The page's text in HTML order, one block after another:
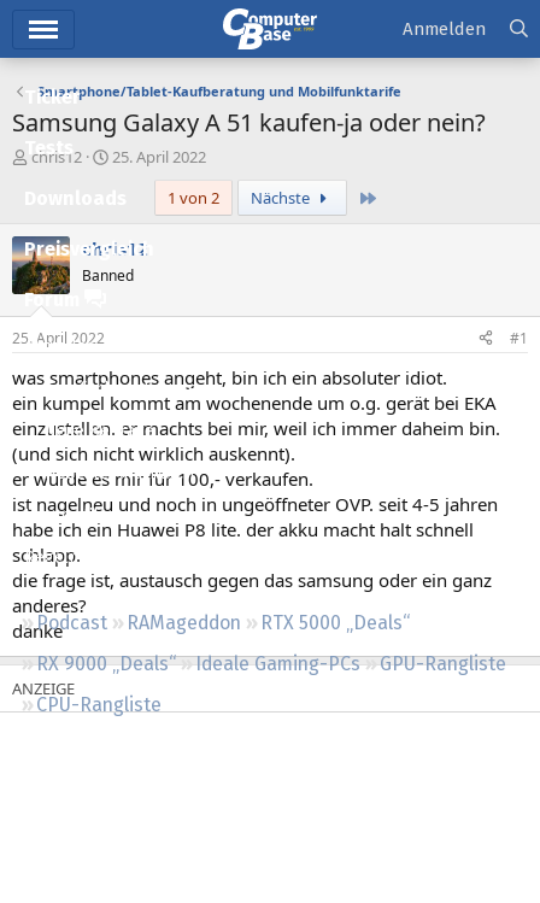
Ticker
Tests
Preisvergleich
Forum
Aktuelles
Empfohlene Inhalte
Neue Beiträge
Neueste Aktivitäten
Leserartikel
Regeln
Podcast RAMageddon
RTX 5000 „Deals“
RX 9000 „Deals“
Ideale Gaming-PCs
GPU-Rangliste
CPU-Rangliste
Anmelden
Smartphone/Tablet-Kaufberatung und Mobilfunktarife
Samsung Galaxy A 51 kaufen-ja oder nein?
E
e
l
l
e
chris12
E
e
m
25. April 2022
1 von 2
Nächste
chris12
Banned
25. April 2022 #1
was smartphones angeht, bin ich ein absoluter idiot.
ein kumpel kommt am wochenende um o.g. gerät bei EKA
einzustellen. er machts bei mir, weil ich immer daheim bin.
(und sich nicht wirklich auskennt).
er würde es mir für 100,- verkaufen.
ist nagelneu und noch in ungeöffneter OVP. seit 4-5 jahren
habe ich ein Huawei P8 lite. der akku macht halt schnell
schlapp.
die frage ist, austausch gegen das samsung oder ein ganz
anderes?
danke